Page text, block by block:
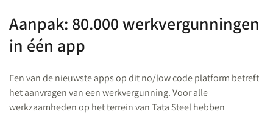
Aanpak: 80.000 werkvergunningen
in één app
Een van de nieuwste apps op dit no/low code platform betreft
het aanvragen van een werkvergunning. Voor alle
werkzaamheden op het terrein van Tata Steel hebben